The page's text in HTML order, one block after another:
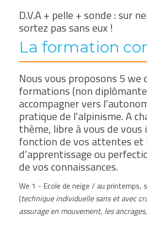
D.V.A + pelle + sonde : sur
sortez pas sans eux !
La formation
Nous vous proposons 5 we
formations (non
accompagner vers
pratique de l’alpinisme. A
thème, libre à vous de vous
fonction de vos attentes et
d’apprentissage ou
de vos connaissances.
We 1 - Ecole de neige / au printemps,
(technique individuelle sans et avec
assurage en mouvement, les